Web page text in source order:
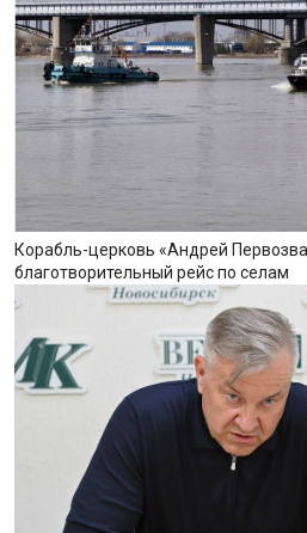
Корабль-церковь «Андрей
благотворительный рейс по селам